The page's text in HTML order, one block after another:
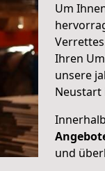
Um
Ihren
unsere
Neustart
und